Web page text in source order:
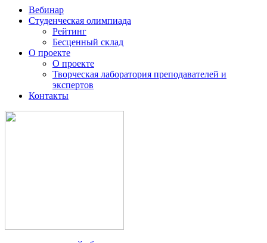
Вебинар
Студенческая олимпиада
Рейтинг
Бесценный склад
О проекте
О проекте
Творческая лаборатория преподавателей и
экспертов
Контакты